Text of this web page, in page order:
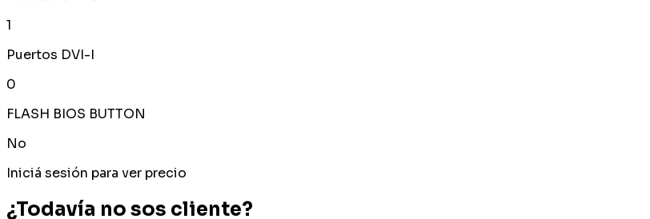
1
Puertos DVI-I
0
FLASH BIOS BUTTON
No
Iniciá sesión para ver precio
¿Todavía no sos cliente?